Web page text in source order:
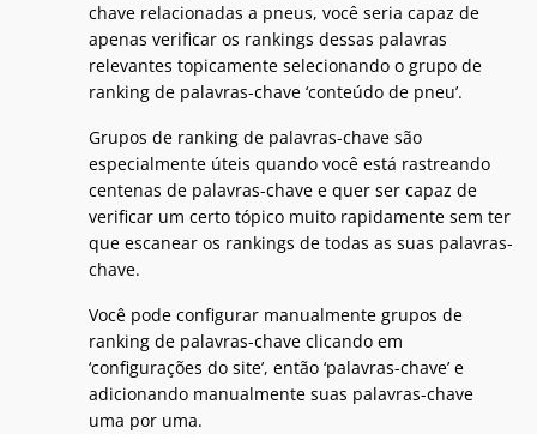
chave relacionadas a pneus, você seria capaz de
apenas verificar os rankings dessas palavras
relevantes topicamente selecionando o grupo de
ranking de palavras-chave ‘conteúdo de pneu’.
Grupos de ranking de palavras-chave são
especialmente úteis quando você está rastreando
centenas de palavras-chave e quer ser capaz de
verificar um certo tópico muito rapidamente sem ter
que escanear os rankings de todas as suas palavras-
chave.
Você pode configurar manualmente grupos de
ranking de palavras-chave clicando em
‘configurações do site’, então ‘palavras-chave’ e
adicionando manualmente suas palavras-chave
uma por uma.